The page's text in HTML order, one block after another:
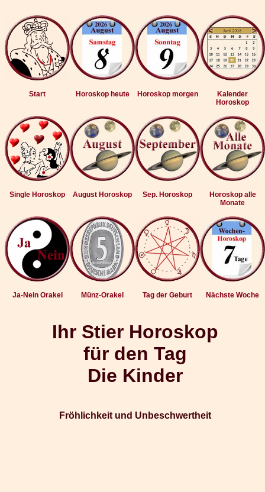
Start Horoskop heute Horoskop morgen
Kalender
Horoskop
Single Horoskop August Horoskop Sep. Horoskop
Horoskop alle
Monate
Ja-Nein Orakel Münz-Orakel Tag der Geburt Nächste Woche
Ihr Stier Horoskop
für den Tag
Die Kinder
Fröhlichkeit und Unbeschwertheit